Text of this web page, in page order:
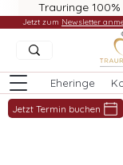
Trauringe
Eheringe
Jetzt Termin buchen
Jetzt zum Newsletter